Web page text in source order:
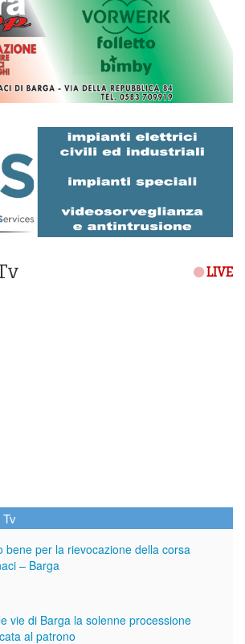
LIVE
bene per la rievocazione della corsa
– Barga
vie di Barga la solenne processione
al patrono